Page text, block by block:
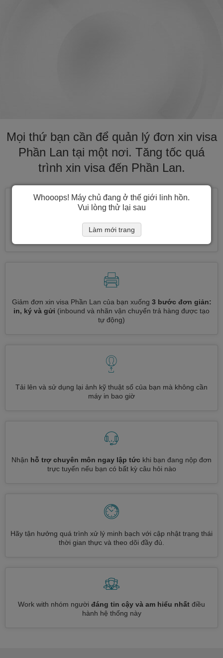
Mọi thứ bạn cần để quản lý đơn xin visa
Phần Lan tại một nơi. Tăng tốc quá
trình xin visa đến Phần Lan.
Đăng ký nhiều loại visa cùng một lúc
nhập thông tin lặp đi lặp lại
Giảm đơn xin visa Phần Lan của bạn xuống 3 bước đơn giản:
in, ký và gửi (inbound và nhãn vận chuyển trả hàng được tạo
tự động)
Tải lên và sử dụng lại ảnh kỹ thuật số của bạn mà không cần
máy in bao giờ
Nhận hỗ trợ chuyên môn ngay lập tức khi bạn đang nộp đơn
trực tuyến nếu bạn có bất kỳ câu hỏi nào
Hãy tận hưởng quá trình xử lý minh bạch với cập nhật trạng thái
thời gian thực và theo dõi đầy đủ.
Work with nhóm người đáng tin cậy và am hiểu nhất điều
hành hệ thống này
Whooops! Máy chủ đang ở thế giới linh hồn.
Vui lòng thử lại sau
Làm mới trang